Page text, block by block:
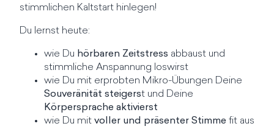
stimmlichen Kaltstart hinlegen!
Du lernst heute:
wie Du hörbaren Zeitstress abbaust und
stimmliche Anspannung loswirst
wie Du mit erprobten Mikro-Übungen Deine
Souveränität steigerst und Deine
Körpersprache aktivierst
wie Du mit voller und präsenter Stimme fit aus